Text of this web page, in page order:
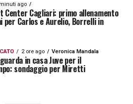
ago
Center Cagliari: primo allenamento
per Carlos e Aurelio, Borrelli in
2 ore ago Veronica Mandala
in casa Juve per il
sondaggio per Miretti